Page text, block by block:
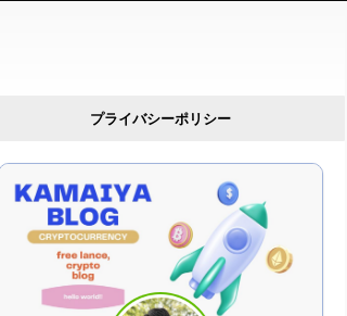
プライバシーポリシー